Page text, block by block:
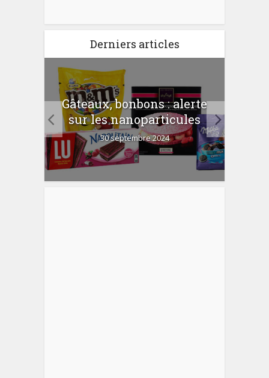
Derniers articles
Gâteaux, bonbons : alerte
sur les nanoparticules
30 septembre 2024